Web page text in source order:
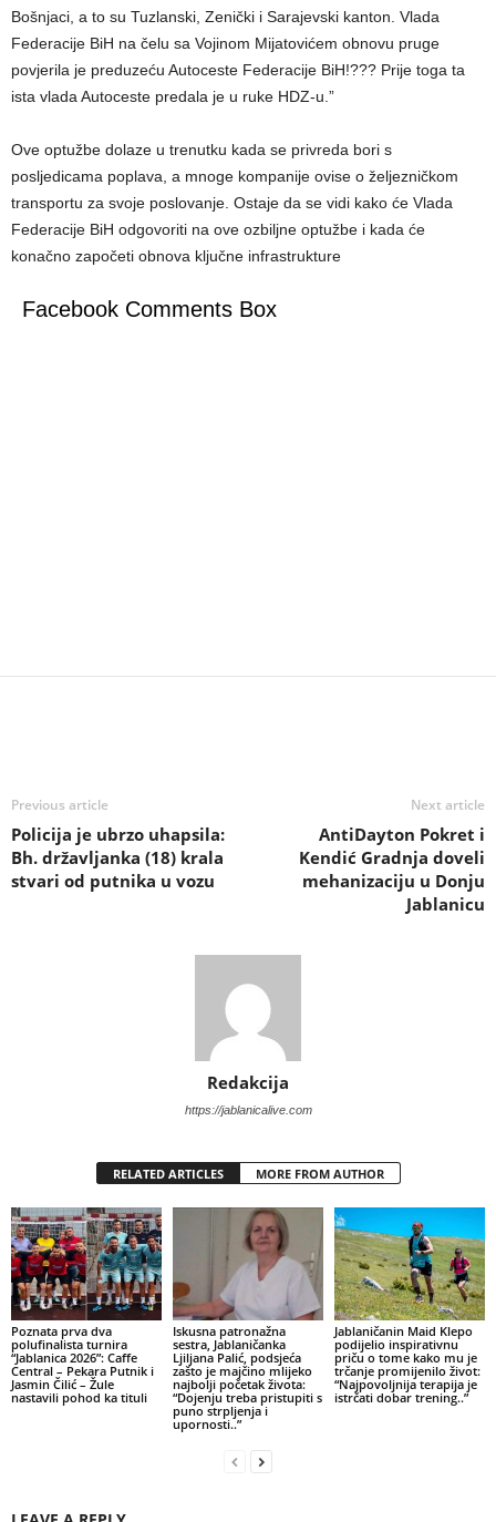
Bošnjaci, a to su Tuzlanski, Zenički i Sarajevski kanton. Vlada
Federacije BiH na čelu sa Vojinom Mijatovićem obnovu pruge
povjerila je preduzeću Autoceste Federacije BiH!??? Prije toga ta
ista vlada Autoceste predala je u ruke HDZ-u.”
Ove optužbe dolaze u trenutku kada se privreda bori s
posljedicama poplava, a mnoge kompanije ovise o željezničkom
transportu za svoje poslovanje. Ostaje da se vidi kako će Vlada
Federacije BiH odgovoriti na ove ozbiljne optužbe i kada će
konačno započeti obnova ključne infrastrukture
Facebook Comments Box
Previous article
Policija je ubrzo uhapsila:
Bh. državljanka (18) krala
stvari od putnika u vozu
Next article
AntiDayton Pokret i
Kendić Gradnja doveli
mehanizaciju u Donju
Jablanicu
Redakcija
https://jablanicalive.com
RELATED ARTICLES MORE FROM AUTHOR
Poznata prva dva
polufinalista turnira
“Jablanica 2026”: Caffe
Central – Pekara Putnik i
Jasmin Čilić – Žule
nastavili pohod ka tituli
Iskusna patronažna
sestra, Jablaničanka
Ljiljana Palić, podsjeća
zašto je majčino mlijeko
najbolji početak života:
“Dojenju treba pristupiti s
puno strpljenja i
upornosti..”
Jablaničanin Maid Klepo
podijelio inspirativnu
priču o tome kako mu je
trčanje promijenilo život:
“Najpovoljnija terapija je
istrčati dobar trening..”